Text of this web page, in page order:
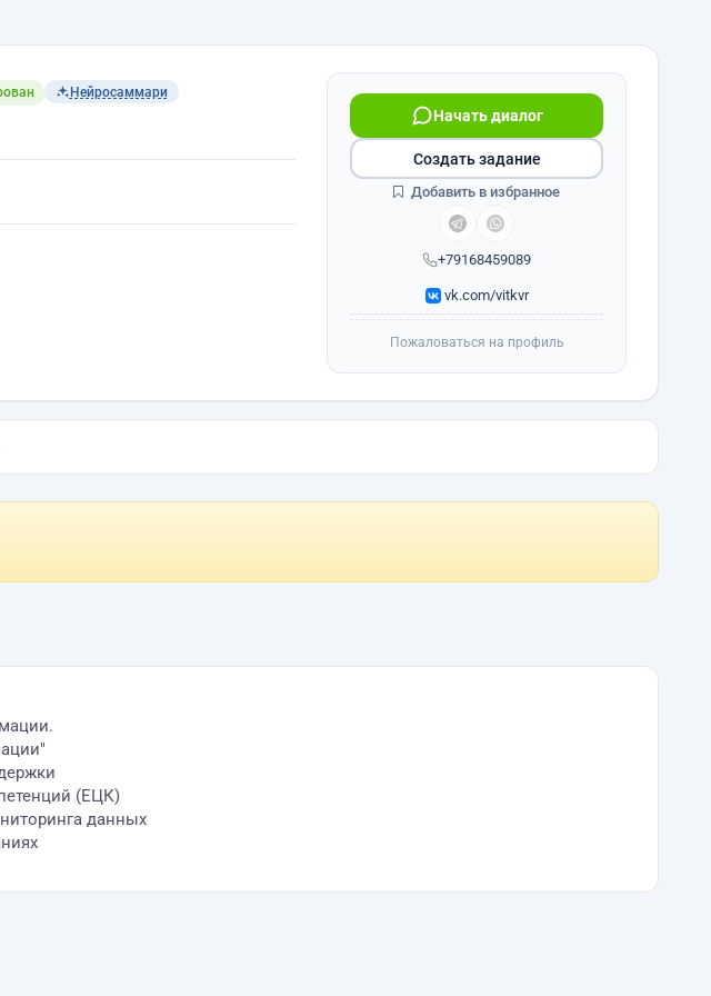
Нейросаммари
+79168459089
Начать диалог
vk.com/vitkvr
Создать задание
Добавить в избранное
Пожаловаться на профиль
(ЕЦК)
данных